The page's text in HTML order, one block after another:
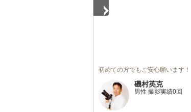
初めての方でもご安心願います！
磯村英克
男性 撮影実績0回